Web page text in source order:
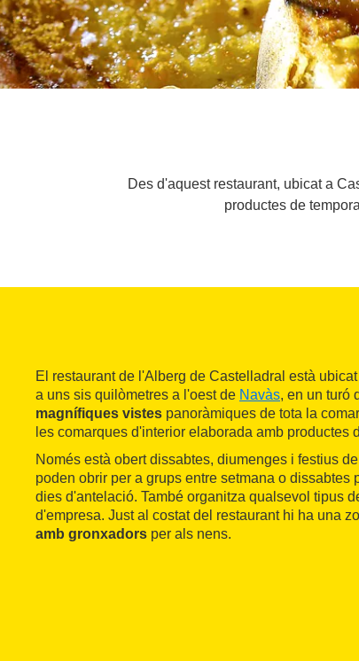
Des d'aquest restaurant, ubicat a
productes de
El restaurant de l'Alberg de Castelladral està
a uns sis quilòmetres a l'oest de Navàs, en un turó
magnífiques vistes panoràmiques de tota la
les comarques d'interior elaborada amb productes
Només està obert dissabtes, diumenges i festius
poden obrir per a grups entre setmana o dissabtes
dies d'antelació. També organitza qualsevol tipus
d'empresa. Just al costat del restaurant hi ha una
amb gronxadors per als nens.